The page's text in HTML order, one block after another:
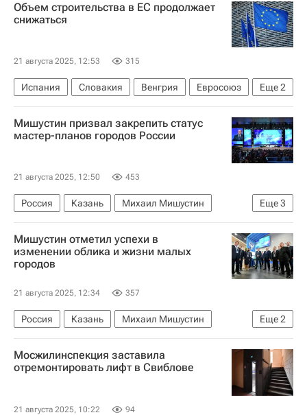
Законодательство
Объем строительства в ЕС продолжает
снижаться
21 августа 2025, 12:53 315
Еще2
Испания Словакия Венгрия
Евросоюз
Евростат
Строительство
Мишустин призвал закрепить статус
мастер-планов городов России
21 августа 2025, 12:50 453
Еще3
Россия Казань
Михаил Мишустин
Городская среда
Инфраструктура
Градостроительство
Мишустин отметил успехи в
изменении облика и жизни малых
городов
21 августа 2025, 12:34 357
Еще2
Россия Казань
Михаил Мишустин
Регионы
Городская среда
Мосжилинспекция заставила
отремонтировать лифт в Свиблове
21 августа 2025, 10:22 94